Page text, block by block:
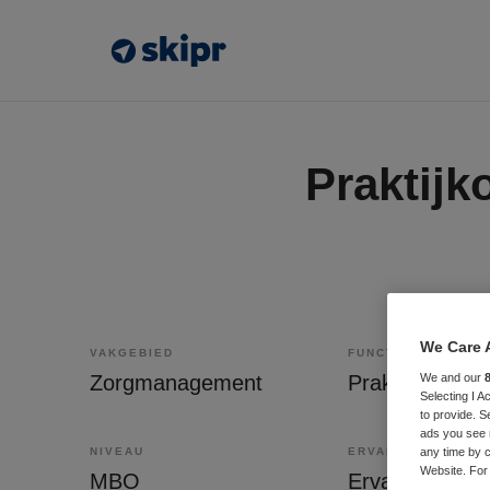
VAKGEBIED
Zorgmanagement
FUNCTIE
NIVEAU
MBO
ERVARING
Ervaren
We Care
We and our
Selecting I
to provide.
ads you see
any time by
Website.